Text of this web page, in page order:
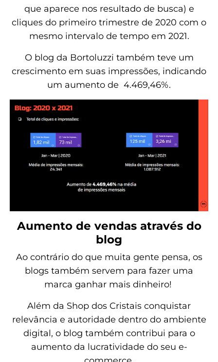
que aparece nos resultado de busca) e
cliques do primeiro trimestre de 2020 com o
mesmo intervalo de tempo em 2021.
O blog da Bortoluzzi também teve um
crescimento em suas impressões, indicando
um aumento de 4.469,46%.
Aumento de vendas através do
blog
Ao contrário do que muita gente pensa, os
blogs também servem para fazer uma
marca ganhar mais dinheiro!
Além da Shop dos Cristais conquistar
relevância e autoridade dentro do ambiente
digital, o blog também contribui para o
aumento da lucratividade do seu e-